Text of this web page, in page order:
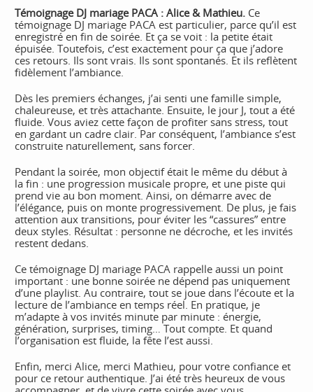
Témoignage DJ mariage PACA : Alice & Mathieu. Ce
témoignage DJ mariage PACA est particulier, parce qu’il est
enregistré en fin de soirée. Et ça se voit : la petite était
épuisée. Toutefois, c’est exactement pour ça que j’adore
ces retours. Ils sont vrais. Ils sont spontanés. Et ils reflètent
fidèlement l’ambiance.
Dès les premiers échanges, j’ai senti une famille simple,
chaleureuse, et très attachante. Ensuite, le jour J, tout a été
fluide. Vous aviez cette façon de profiter sans stress, tout
en gardant un cadre clair. Par conséquent, l’ambiance s’est
construite naturellement, sans forcer.
Pendant la soirée, mon objectif était le même du début à
la fin : une progression musicale propre, et une piste qui
prend vie au bon moment. Ainsi, on démarre avec de
l’élégance, puis on monte progressivement. De plus, je fais
attention aux transitions, pour éviter les “cassures” entre
deux styles. Résultat : personne ne décroche, et les invités
restent dedans.
Ce témoignage DJ mariage PACA rappelle aussi un point
important : une bonne soirée ne dépend pas uniquement
d’une playlist. Au contraire, tout se joue dans l’écoute et la
lecture de l’ambiance en temps réel. En pratique, je
m’adapte à vos invités minute par minute : énergie,
génération, surprises, timing… Tout compte. Et quand
l’organisation est fluide, la fête l’est aussi.
Enfin, merci Alice, merci Mathieu, pour votre confiance et
pour ce retour authentique. J’ai été très heureux de vous